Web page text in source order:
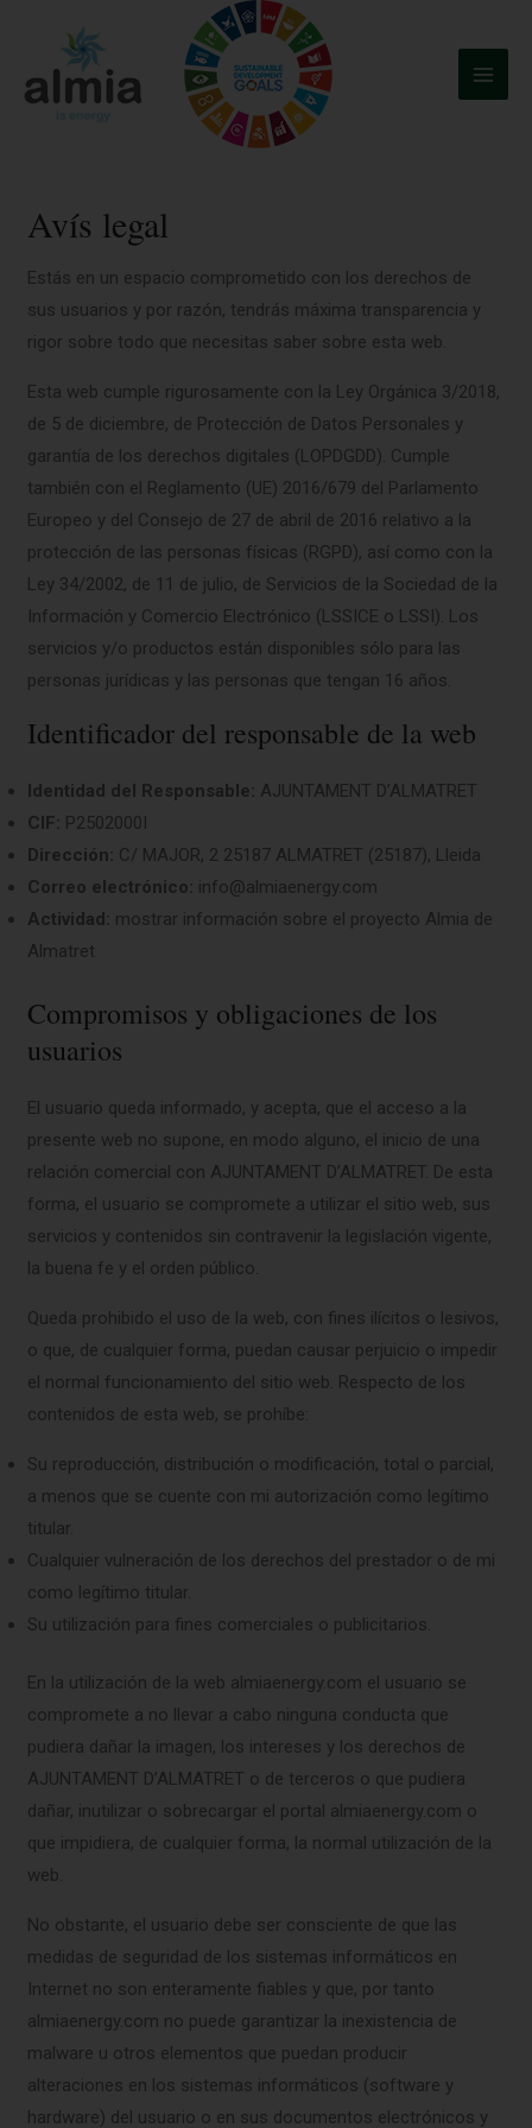
contenido
Menu
Avís legal
Estás en un espacio comprometido con los derechos de
sus usuarios y por razón, tendrás máxima transparencia y
rigor sobre todo que necesitas saber sobre esta web.
Esta web cumple rigurosamente con la Ley Orgánica 3/2018,
de 5 de diciembre, de Protección de Datos Personales y
garantía de los derechos digitales (LOPDGDD). Cumple
también con el Reglamento (UE) 2016/679 del Parlamento
Europeo y del Consejo de 27 de abril de 2016 relativo a la
protección de las personas físicas (RGPD), así como con la
Ley 34/2002, de 11 de julio, de Servicios de la Sociedad de la
Información y Comercio Electrónico (LSSICE o LSSI). Los
servicios y/o productos están disponibles sólo para las
personas jurídicas y las personas que tengan 16 años.
Identificador del responsable de la web
Identidad del Responsable: AJUNTAMENT D’ALMATRET
CIF: P2502000I
Dirección: C/ MAJOR, 2 25187 ALMATRET (25187), Lleida
Correo electrónico: info@almiaenergy.com
Actividad: mostrar información sobre el proyecto Almia de
Almatret
Compromisos y obligaciones de los
usuarios
El usuario queda informado, y acepta, que el acceso a la
presente web no supone, en modo alguno, el inicio de una
relación comercial con AJUNTAMENT D’ALMATRET. De esta
forma, el usuario se compromete a utilizar el sitio web, sus
servicios y contenidos sin contravenir la legislación vigente,
la buena fe y el orden público.
Queda prohibido el uso de la web, con fines ilícitos o lesivos,
o que, de cualquier forma, puedan causar perjuicio o impedir
el normal funcionamiento del sitio web. Respecto de los
contenidos de esta web, se prohíbe:
Su reproducción, distribución o modificación, total o parcial,
a menos que se cuente con mi autorización como legítimo
titular.
Cualquier vulneración de los derechos del prestador o de mi
como legítimo titular.
Su utilización para fines comerciales o publicitarios.
En la utilización de la web almiaenergy.com el usuario se
compromete a no llevar a cabo ninguna conducta que
pudiera dañar la imagen, los intereses y los derechos de
AJUNTAMENT D’ALMATRET o de terceros o que pudiera
dañar, inutilizar o sobrecargar el portal almiaenergy.com o
que impidiera, de cualquier forma, la normal utilización de la
web.
No obstante, el usuario debe ser consciente de que las
medidas de seguridad de los sistemas informáticos en
Internet no son enteramente fiables y que, por tanto
almiaenergy.com no puede garantizar la inexistencia de
malware u otros elementos que puedan producir
alteraciones en los sistemas informáticos (software y
hardware) del usuario o en sus documentos electrónicos y